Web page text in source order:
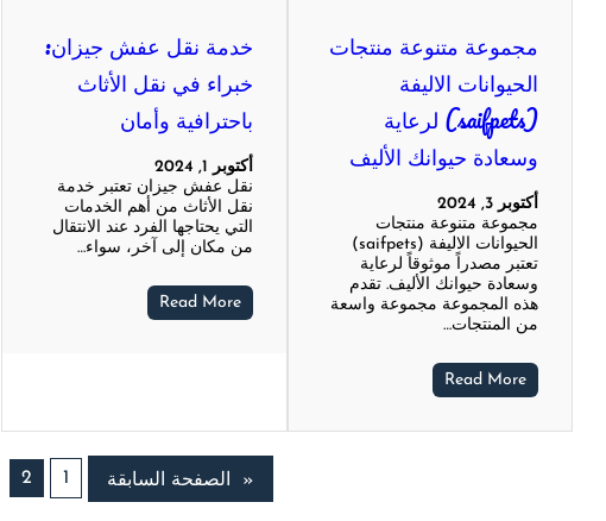
مجموعة متنوعة منتجات
الحيوانات الاليفة
(saifpets) لرعاية
وسعادة حيوانك الأليف
أكتوبر 3, 2024
مجموعة متنوعة منتجات
الحيوانات الاليفة (saifpets)
تعتبر مصدراً موثوقاً لرعاية
وسعادة حيوانك الأليف. تقدم
هذه المجموعة مجموعة واسعة
من المنتجات…
Read More
خدمة نقل عفش جيزان:
خبراء في نقل الأثاث
باحترافية وأمان
أكتوبر 1, 2024
نقل عفش جيزان تعتبر خدمة
نقل الأثاث من أهم الخدمات
التي يحتاجها الفرد عند الانتقال
من مكان إلى آخر، سواء…
Read More
« الصفحة السابقة 1
2